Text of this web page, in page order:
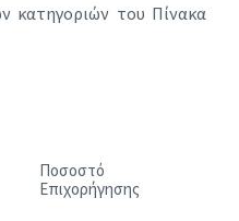
κατηγοριών του Πίνακα
Ποσοστό
Επιχορήγησης